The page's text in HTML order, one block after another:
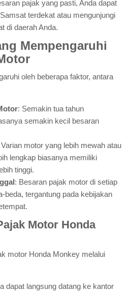
pajak yang pasti, Anda dapat
terdekat atau mengunjungi
di daerah Anda.
Mempengaruhi
oleh beberapa faktor, antara
: Semakin tua tahun
semakin kecil besaran
Varian motor yang lebih mewah atau
lengkap biasanya memiliki
tinggi.
: Besaran pajak motor di setiap
beda, tergantung pada kebijakan
Motor Honda
motor Honda Monkey melalui
dapat langsung datang ke kantor